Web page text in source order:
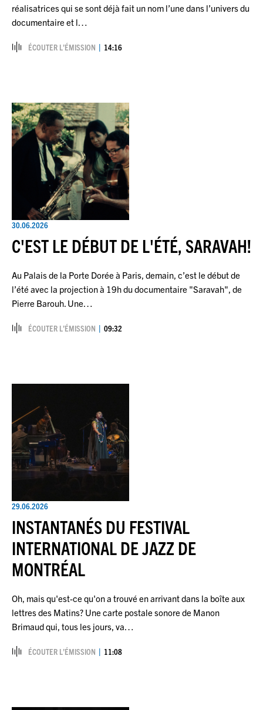
réalisatrices qui se sont déjà fait un nom l’une dans l’univers du
documentaire et l…
ÉCOUTER L’ÉMISSION 14:16
30.06.2026
C'EST LE DÉBUT DE L'ÉTÉ, SARAVAH!
Au Palais de la Porte Dorée à Paris, demain, c’est le début de
l’été avec la projection à 19h du documentaire "Saravah", de
Pierre Barouh. Une…
ÉCOUTER L’ÉMISSION 09:32
29.06.2026
INSTANTANÉS DU FESTIVAL
INTERNATIONAL DE JAZZ DE
MONTRÉAL
Oh, mais qu'est-ce qu'on a trouvé en arrivant dans la boîte aux
lettres des Matins? Une carte postale sonore de Manon
Brimaud qui, tous les jours, va…
ÉCOUTER L’ÉMISSION 11:08